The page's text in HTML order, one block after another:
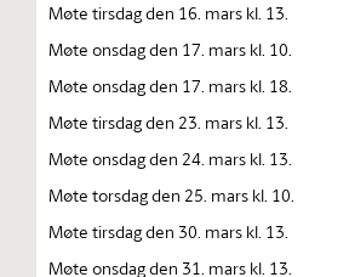
Møte tirsdag den 16. mars kl. 13.
Møte onsdag den 17. mars kl. 10.
Møte onsdag den 17. mars kl. 18.
Møte tirsdag den 23. mars kl. 13.
Møte onsdag den 24. mars kl. 13.
Møte torsdag den 25. mars kl. 10.
Møte tirsdag den 30. mars kl. 13.
Møte onsdag den 31. mars kl. 13.